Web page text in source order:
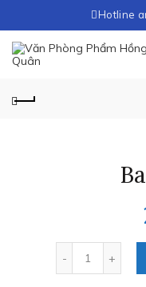
Hotline
Số lượng